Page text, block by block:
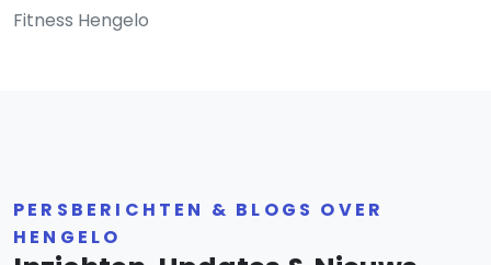
Fitness Hengelo
PERSBERICHTEN & BLOGS OVER
HENGELO